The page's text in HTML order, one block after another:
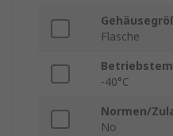
Flasche
-40°C
Normen/
No